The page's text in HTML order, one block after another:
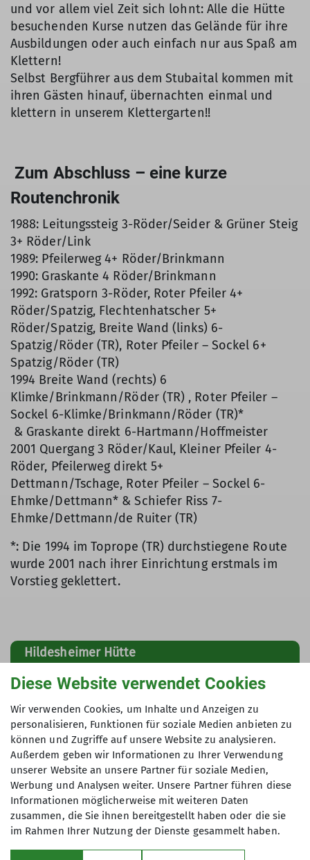
und vor allem viel Zeit sich lohnt: Alle die Hütte
besuchenden Kurse nutzen das Gelände für ihre
Ausbildungen oder auch einfach nur aus Spaß am
Klettern!
Selbst Bergführer aus dem Stubaital kommen mit
ihren Gästen hinauf, übernachten einmal und
klettern in unserem Klettergarten!!
Zum Abschluss – eine kurze
Routenchronik
1988: Leitungssteig 3-Röder/Seider & Grüner Steig
3+ Röder/Link
1989: Pfeilerweg 4+ Röder/Brinkmann
1990: Graskante 4 Röder/Brinkmann
1992: Gratsporn 3-Röder, Roter Pfeiler 4+
Röder/Spatzig, Flechtenhatscher 5+
Röder/Spatzig, Breite Wand (links) 6-
Spatzig/Röder (TR), Roter Pfeiler – Sockel 6+
Spatzig/Röder (TR)
1994 Breite Wand (rechts) 6
Klimke/Brinkmann/Röder (TR) , Roter Pfeiler –
Sockel 6-Klimke/Brinkmann/Röder (TR)*
& Graskante direkt 6-Hartmann/Hoffmeister
2001 Quergang 3 Röder/Kaul, Kleiner Pfeiler 4-
Röder, Pfeilerweg direkt 5+
Dettmann/Tschage, Roter Pfeiler – Sockel 6-
Ehmke/Dettmann* & Schiefer Riss 7-
Ehmke/Dettmann/de Ruiter (TR)
*: Die 1994 im Toprope (TR) durchstiegene Route
wurde 2001 nach ihrer Einrichtung erstmals im
Vorstieg geklettert.
Hildesheimer Hütte
Berichte
Kontakt / Reservierung
Zustiege Übergänge Gipfeltouren
Klettergarten Falkengrat
Klettersteig
Webcam
Diese Website verwendet Cookies
Wir verwenden Cookies, um Inhalte und Anzeigen zu
personalisieren, Funktionen für soziale Medien anbieten zu
können und Zugriffe auf unsere Website zu analysieren.
Außerdem geben wir Informationen zu Ihrer Verwendung
unserer Website an unsere Partner für soziale Medien,
Werbung und Analysen weiter. Unsere Partner führen diese
Informationen möglicherweise mit weiteren Daten
zusammen, die Sie ihnen bereitgestellt haben oder die sie
im Rahmen Ihrer Nutzung der Dienste gesammelt haben.